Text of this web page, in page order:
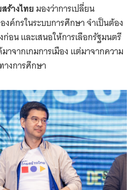
ร้างไทยมองว่าการเปลี่ยน
ค์กรในระบบการศึกษา จำเป็นต้อง
อน และเสนอให้การเลือกรัฐมนตรี
าจากเกมการเมือง แต่มาจากความ
างการศึกษา